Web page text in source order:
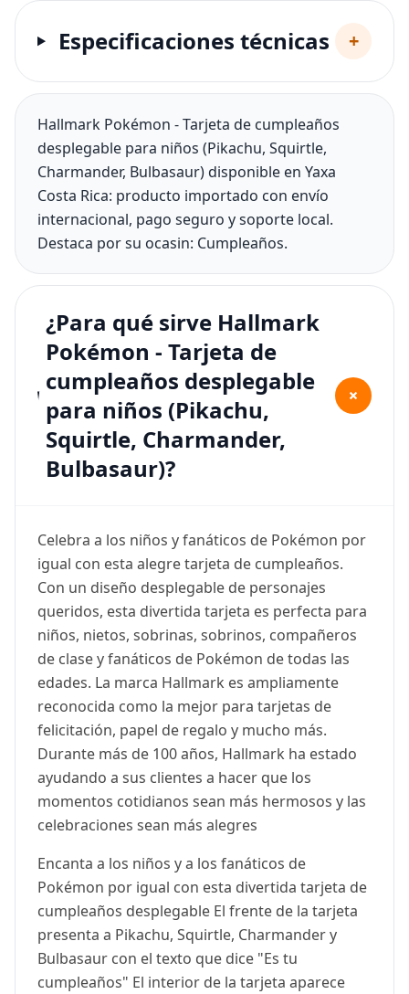
Especificaciones técnicas +
Hallmark Pokémon - Tarjeta de cumpleaños
desplegable para niños (Pikachu, Squirtle,
Charmander, Bulbasaur) disponible en Yaxa
Costa Rica: producto importado con envío
internacional, pago seguro y soporte local.
Destaca por su ocasin: Cumpleaños.
¿Para qué sirve Hallmark
Pokémon - Tarjeta de
cumpleaños desplegable
para niños (Pikachu,
Squirtle, Charmander,
Bulbasaur)?
+
Celebra a los niños y fanáticos de Pokémon por
igual con esta alegre tarjeta de cumpleaños.
Con un diseño desplegable de personajes
queridos, esta divertida tarjeta es perfecta para
niños, nietos, sobrinas, sobrinos, compañeros
de clase y fanáticos de Pokémon de todas las
edades. La marca Hallmark es ampliamente
reconocida como la mejor para tarjetas de
felicitación, papel de regalo y mucho más.
Durante más de 100 años, Hallmark ha estado
ayudando a sus clientes a hacer que los
momentos cotidianos sean más hermosos y las
celebraciones sean más alegres
Encanta a los niños y a los fanáticos de
Pokémon por igual con esta divertida tarjeta de
cumpleaños desplegable El frente de la tarjeta
presenta a Pikachu, Squirtle, Charmander y
Bulbasaur con el texto que dice "Es tu
cumpleaños" El interior de la tarjeta aparece